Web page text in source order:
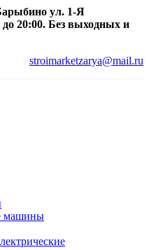
ул. 1-Я
20:00. Без выходных и
stroimarketzarya@mail.ru
машины